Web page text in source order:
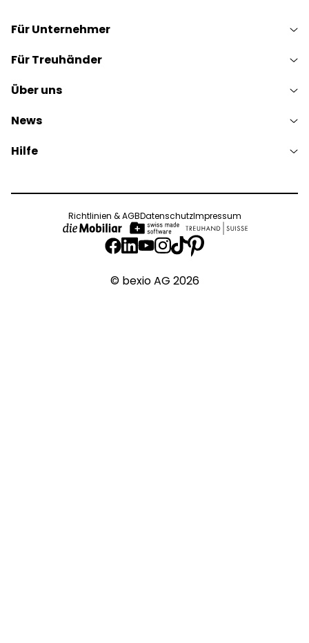
Für Unternehmer
Für Treuhänder
Über uns
News
Hilfe
Richtlinien & AGBDatenschutzImpressum
© bexio AG 2026